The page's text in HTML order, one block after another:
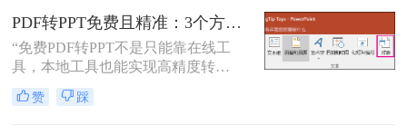
么怎么将pdf转化为ppt呢？本文将介
绍三种常用的方法来实现PDF到PPT
的转换。
PDF转PPT免费且精准：3个方法的转换精度和避坑指南！
“免费PDF转PPT不是只能靠在线工
具，本地工具也能实现高精度转
换”在职场办公与自媒体创作中，将
PDF格式的报告、课件、素材转为可
赞 踩